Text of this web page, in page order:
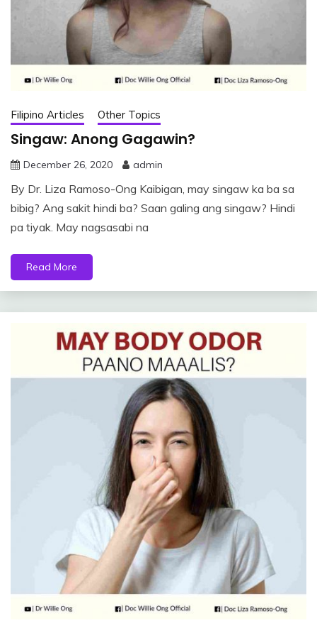
Filipino Articles Other Topics
Singaw: Anong Gagawin?
December 26, 2020 admin
By Dr. Liza Ramoso-Ong Kaibigan, may singaw ka ba sa
bibig? Ang sakit hindi ba? Saan galing ang singaw? Hindi
pa tiyak. May nagsasabi na
Read More